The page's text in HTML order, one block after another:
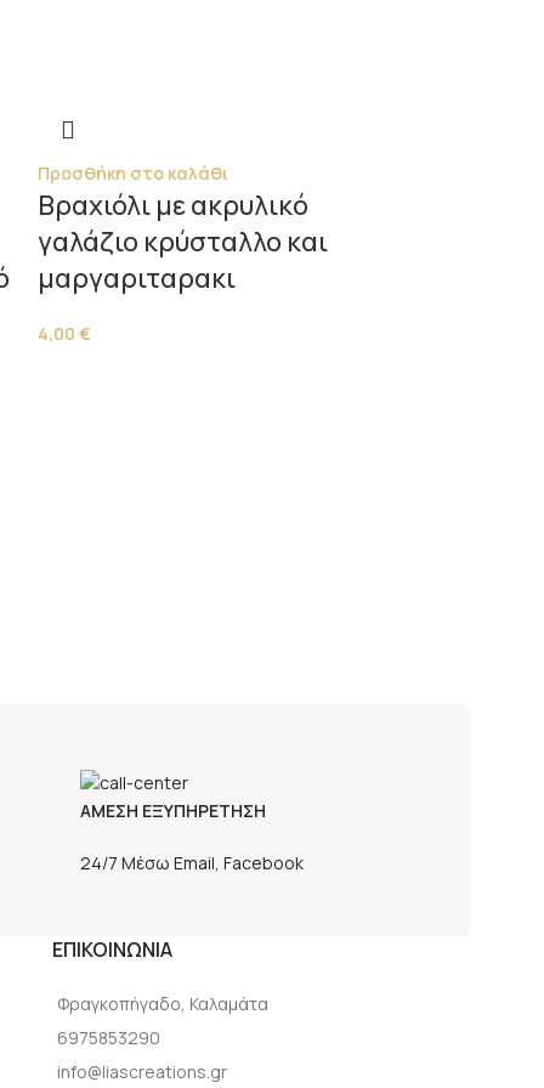
Προσθήκη στο καλάθι
Βραχιόλι με ακρυλικό
γαλάζιο κρύσταλλο και
μαργαριταρακι
4,00 €
ΑΜΕΣΗ ΕΞΥΠΗΡΕΤΗΣΗ
24/7 Μέσω Email, Facebook
ΕΠΙΚΟΙΝΩΝΙΑ
Φραγκοπήγαδο, Καλαμάτα
6975853290
info@liascreations.gr